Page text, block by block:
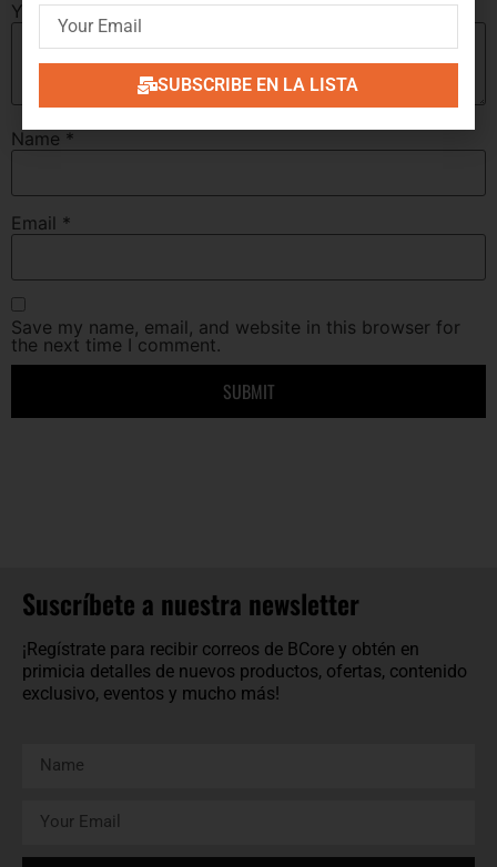
Your review*
Name *
Email *
Save my name, email, and website in this browser for
the next time I comment.
Suscríbete a nuestra newsletter
¡Regístrate para recibir correos de BCore y obtén en
primicia detalles de nuevos productos, ofertas, contenido
exclusivo, eventos y mucho más!
SUBSCRIBE EN LA LISTA